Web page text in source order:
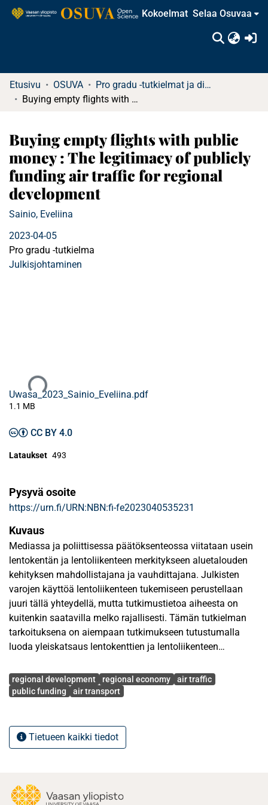
Kokoelmat Selaa Osuvaa
Etusivu OSUVA
Pro gradu -tutkielmat ja diplomityöt
Buying empty flights with public money : The legitimacy of publicly funding air traffic for regional development
Buying empty flights with public
money : The legitimacy of publicly
funding air traffic for regional
development
Sainio, Eveliina
2023-04-05
Pro gradu -tutkielma
Julkisjohtaminen
Ladataan...
Uwasa_2023_Sainio_Eveliina.pdf
1.1 MB
CC BY 4.0
Lataukset 493
Pysyvä osoite
https://urn.fi/URN:NBN:fi-fe2023040535231
Kuvaus
Mediassa ja poliittisessa päätöksenteossa viitataan usein
lentokentän ja lentoliikenteen merkitykseen aluetalouden
kehityksen mahdollistajana ja vauhdittajana. Julkisten
varojen käyttöä lentoliikenteen tukemiseen perustellaan
juuri tällä yhteydellä, mutta tutkimustietoa aiheesta on
kuitenkin saatavilla melko rajallisesti. Tämän tutkielman
tarkoituksena on aiempaan tutkimukseen tutustumalla
luoda yleiskatsaus lentokenttien ja lentoliikenteen
keskitytään arvioimaan, voidaanko yhteyttä pitää riittävän
merkityksellisenä, jotta sillä voitaisiin oikeuttaa julkinen
päätöksenteolle alueellisella, kansallisella ja
kansainvälisellä tasolla.
näkökulmasta laajasti, ja tämän aiemman tutkimuksen
Avainsanat
regional development regional economy
air traffic
public funding
air transport
Tietueen kaikki tiedot